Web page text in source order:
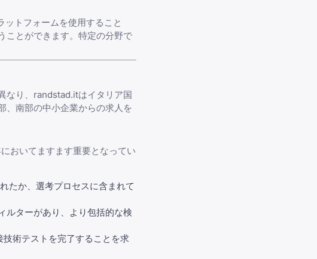
トフォームを使用すること
ことができます。特定の分野で
なり、randstad.itはイタリア国
、南部の中小企業からの求人を
おいてますます重要となってい
たか、選考プロセスに含まれて
ルターがあり、より包括的な検
術テストを完了することを求